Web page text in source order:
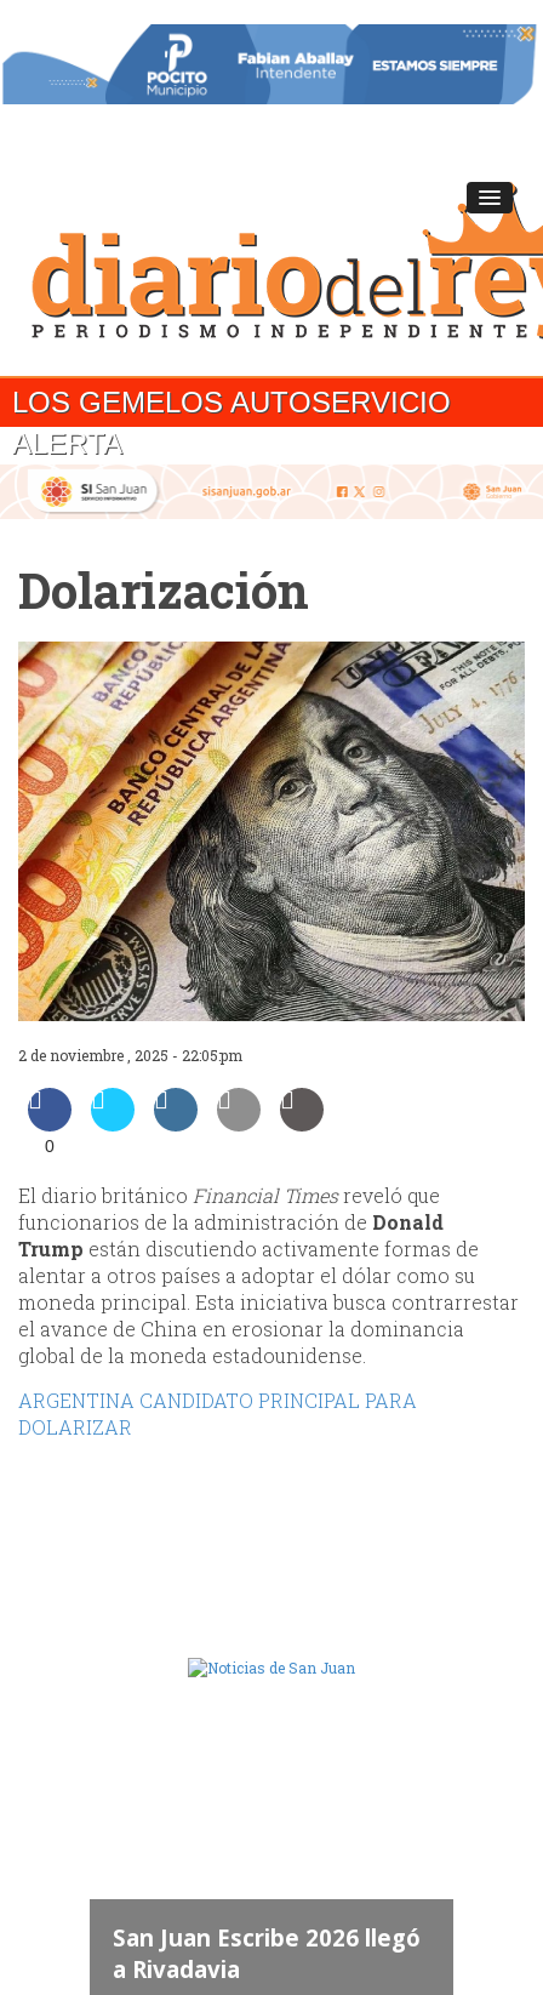
LOS GEMELOS AUTOSERVICIO
ALERTA
Dolarización
2 de noviembre , 2025 - 22:05:pm
0
El diario británico Financial Timesreveló que
funcionarios de la administración de Donald
Trump están discutiendo activamente formas de
alentar a otros países a adoptar el dólar como su
moneda principal. Esta iniciativa busca contrarrestar
el avance de China en erosionar la dominancia
global de la moneda estadounidense.
ARGENTINA CANDIDATO PRINCIPAL PARA
DOLARIZAR
San Juan Escribe 2026 llegó
a Rivadavia